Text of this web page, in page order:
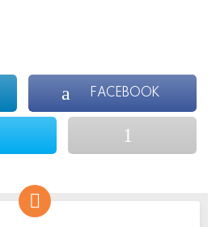
FACEBOOK